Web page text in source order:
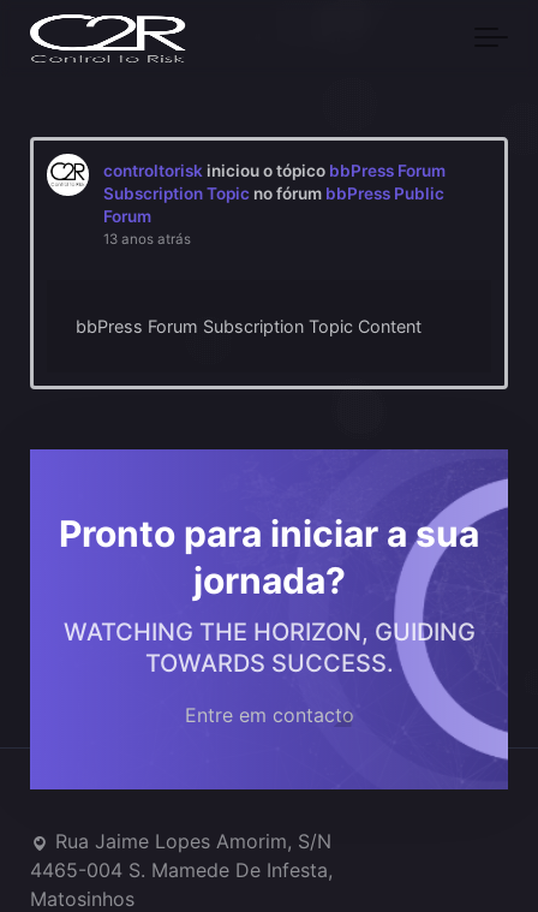
Skip to main content
controltorisk iniciou o tópico bbPress Forum
Subscription Topic no fórum bbPress Public
Forum
13 anos atrás
bbPress Forum Subscription Topic Content
Pronto para iniciar a sua
jornada?
WATCHING THE HORIZON, GUIDING
TOWARDS SUCCESS.
Entre em contacto
Rua Jaime Lopes Amorim, S/N
4465-004 S. Mamede De Infesta,
Matosinhos